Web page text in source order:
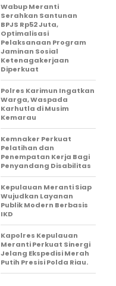
Wabup Meranti
Serahkan Santunan
BPJS Rp52 Juta,
Optimalisasi
Pelaksanaan Program
Jaminan Sosial
Ketenagakerjaan
Diperkuat
Polres Karimun Ingatkan
Warga, Waspada
Karhutla di Musim
Kemarau
Kemnaker Perkuat
Pelatihan dan
Penempatan Kerja Bagi
Penyandang Disabilitas
Kepulauan Meranti Siap
Wujudkan Layanan
Publik Modern Berbasis
IKD
Kapolres Kepulauan
Meranti Perkuat Sinergi
Jelang Ekspedisi Merah
Putih Presisi Polda Riau.